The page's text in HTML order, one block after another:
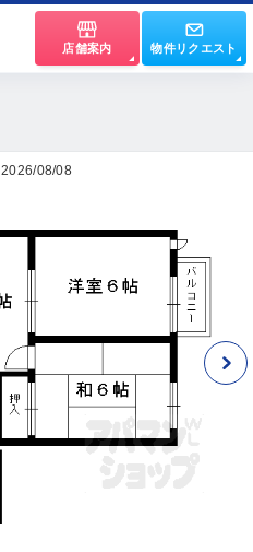
店舗案内 物件リクエスト
2026/08/08